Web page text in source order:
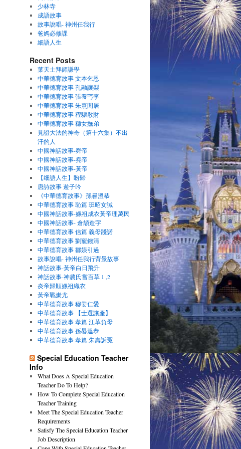
少林寺
成語故事
故事說唱- 神州任我行
爸媽必修課
細語人生
Recent Posts
葉天士拜師謙學
中華德育故事 文本乞恩
中華德育故事 孔融讓梨
中華德育故事 張養丐李
中華德育故事 朱熹閒居
中華德育故事 程驤散財
中華德育故事 穗女撫弟
見證大法的神奇（第十六集）不出
汗的人
中國神話故事-舜帝
中國神話故事-堯帝
中國神話故事-黃帝
【细語人生】盼歸
唐詩故事 遊子吟
《中華德育故事》孫晷溫恭
中華德育故事 恥篇 班昭女誡
中國神話故事-嫘祖成衣黃帝理萬民
中國神話故事- 倉頡造字
中華德育故事 信篇 義母踐諾
中華德育故事 劉寵錢清
中華德育故事 鄒媖引過
故事說唱- 神州任我行背景故事
神話故事-黃帝白日飛升
神話故事-神農氏嘗百草 1 ,2
炎帝歸順嫘祖織衣
黃帝戰蚩尤
中華德育故事 穆姜仁愛
中華德育故事 【士選讓產】
中華德育故事 孝篇 江革負母
中華德育故事 孫晷溫恭
中華德育故事 孝篇 朱壽訴冤
Special Education Teacher
Info
What Does A Special Education
Teacher Do To Help?
How To Complete Special Education
Teacher Training
Meet The Special Education Teacher
Requirements
Satisfy The Special Education Teacher
Job Description